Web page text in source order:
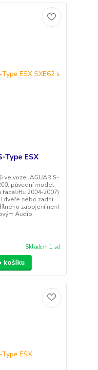
Type ESX
ve voze JAGUAR S-
původní model
2004-2007)
dveře nebo zadní
zapojení není
Audio
Skladem 1 sd
košíku